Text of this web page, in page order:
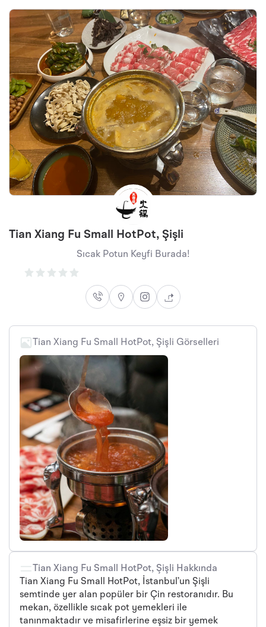
Tian Xiang Fu Small HotPot, Şişli
Sıcak Potun Keyfi Burada!
Tian Xiang Fu Small HotPot, Şişli Görselleri
Tian Xiang Fu Small HotPot, Şişli Hakkında
Tian Xiang Fu Small HotPot, İstanbul’un Şişli
semtinde yer alan popüler bir Çin restoranıdır. Bu
mekan, özellikle sıcak pot yemekleri ile
tanınmaktadır ve misafirlerine eşsiz bir yemek